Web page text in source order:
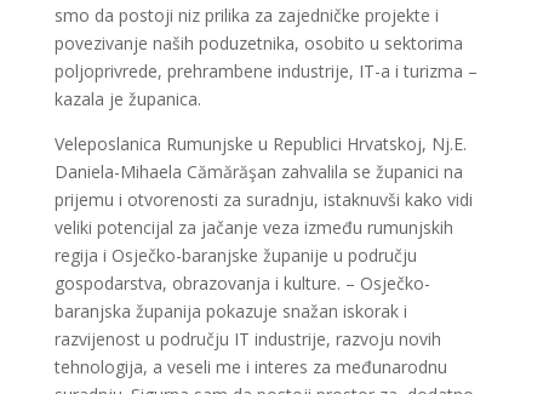
smo da postoji niz prilika za zajedničke projekte i
povezivanje naših poduzetnika, osobito u sektorima
poljoprivrede, prehrambene industrije, IT-a i turizma –
kazala je županica.
Veleposlanica Rumunjske u Republici Hrvatskoj, Nj.E.
Daniela-Mihaela Cămărăşan zahvalila se županici na
prijemu i otvorenosti za suradnju, istaknuvši kako vidi
veliki potencijal za jačanje veza između rumunjskih
regija i Osječko-baranjske županije u području
gospodarstva, obrazovanja i kulture. – Osječko-
baranjska županija pokazuje snažan iskorak i
razvijenost u području IT industrije, razvoju novih
tehnologija, a veseli me i interes za međunarodnu